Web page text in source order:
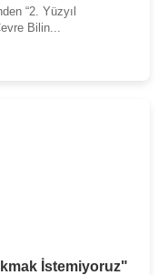
“2. Yüzyıl
Bilin...
İstemiyoruz"